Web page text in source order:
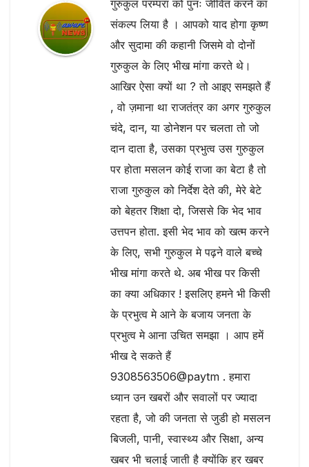
गुरुकुल परम्परा को पुनः जीवित करने का
संकल्प लिया है । आपको याद होगा कृष्ण
और सुदामा की कहानी जिसमे वो दोनों
गुरुकुल के लिए भीख मांगा करते थे।
आखिर ऐसा क्यों था ? तो आइए समझते हैं
, वो ज़माना था राजतंत्र का अगर गुरुकुल
चंदे, दान, या डोनेशन पर चलता तो जो
दान दाता है, उसका प्रभुत्व उस गुरुकुल
पर होता मसलन कोई राजा का बेटा है तो
राजा गुरुकुल को निर्देश देते की, मेरे बेटे
को बेहतर शिक्षा दो, जिससे कि भेद भाव
उत्तपन होता. इसी भेद भाव को खत्म करने
के लिए, सभी गुरुकुल मे पढ़ने वाले बच्चे
भीख मांगा करते थे. अब भीख पर किसी
का क्या अधिकार ! इसलिए हमने भी किसी
के प्रभुत्व मे आने के बजाय जनता के
प्रभुत्व मे आना उचित समझा । आप हमें
भीख दे सकते हैं
9308563506@paytm . हमारा
ध्यान उन खबरों और सवालों पर ज्यादा
रहता है, जो की जनता से जुडी हो मसलन
बिजली, पानी, स्वास्थ्य और सिक्षा, अन्य
खबर भी चलाई जाती है क्योंकि हर खबर